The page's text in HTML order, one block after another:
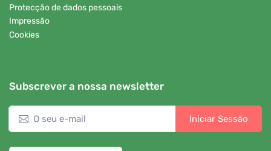
Protecção de dados pessoais
Impressão
Cookies
Subscrever a nossa newsletter
Iniciar Sessão